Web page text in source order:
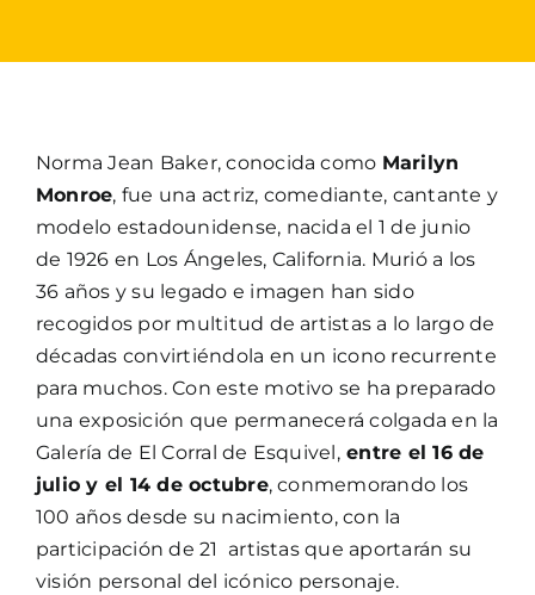
Norma Jean Baker, conocida como Marilyn
Monroe, fue una actriz, comediante, cantante y
modelo estadounidense, nacida el 1 de junio
de 1926 en Los Ángeles, California. Murió a los
36 años y su legado e imagen han sido
recogidos por multitud de artistas a lo largo de
décadas convirtiéndola en un icono recurrente
para muchos. Con este motivo se ha preparado
una exposición que permanecerá colgada en la
Galería de El Corral de Esquivel,entre el 16 de
julio y el 14 de octubre, conmemorando los
100 años desde su nacimiento, con la
participación de 21 artistas que aportarán su
visión personal del icónico personaje.